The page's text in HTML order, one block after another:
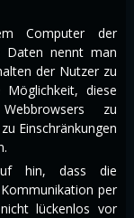
Computer der
Daten nennt man
der Nutzer zu
diese
zu
Einschränkungen
hin, dass die
per
lückenlos vor